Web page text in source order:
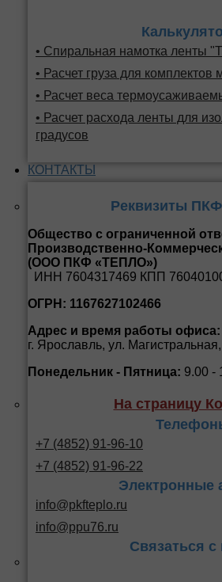
• Спиральная намотка ленты
• Расчет груза для
• Расчет веса
• Расчет расхода ленты для
градусов
КОНТАКТЫ
Реквизиты
Общество с ограниченной
Производственно-
(ООО ПКФ «ТЕПЛО»)
ИНН 7604317469 КПП
ОГРН: 1167627102466
Адрес и время работы офиса:
г. Ярославль, ул.
Понедельник - Пятница: 9.00 -
На страницу
+7 (4852) 91-96-10
+7 (4852) 91-96-22
Электронные
info@pkfteplo.ru
info@ppu76.ru
Связаться с